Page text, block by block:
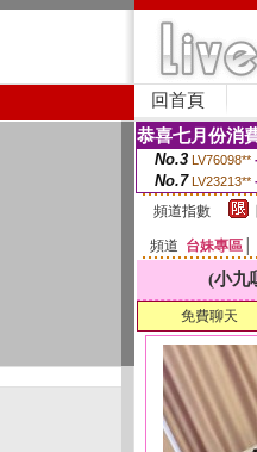
回首頁
恭喜七月份消
No.3 LV76098**
No.7 LV23213**
頻道指數
頻道 台妹專區
(小九
免費聊天